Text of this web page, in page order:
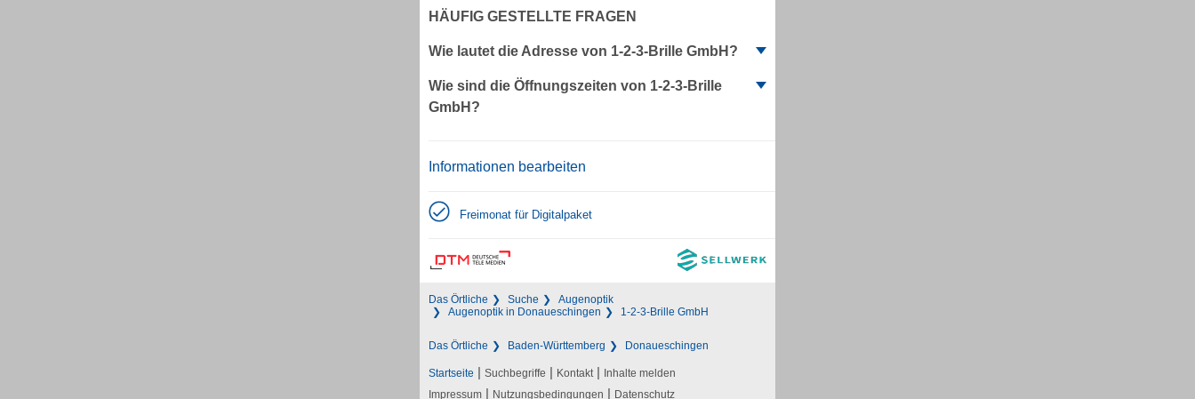
HÄUFIG GESTELLTE FRAGEN
Wie lautet die Adresse von 1-2-3-Brille GmbH?
Wie sind die Öffnungszeiten von 1-2-3-Brille
GmbH?
Informationen bearbeiten
Freimonat für Digitalpaket
Das Örtliche Suche
Augenoptik
Augenoptik in Donaueschingen
1-2-3-Brille GmbH
Das Örtliche Baden-Württemberg Donaueschingen
Startseite | Suchbegriffe | Kontakt | Inhalte melden
Impressum | Nutzungsbedingungen | Datenschutz